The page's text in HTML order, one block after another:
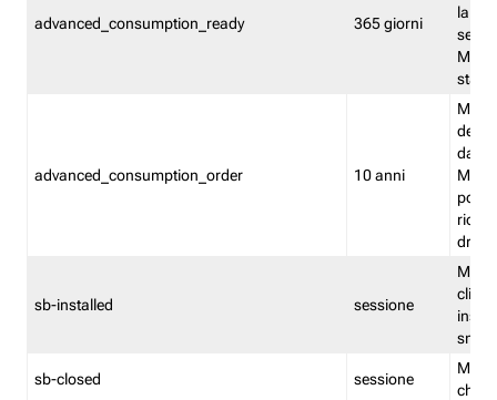
advanced_consumption_ready 365 giorni
la
stato
advanced_consumption_order 10 anni
delle
sb-installed sessione
sb-closed sessione